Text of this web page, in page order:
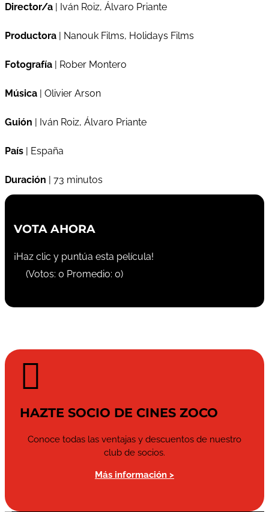
Director/a | Iván Roiz, Álvaro Priante
Productora | Nanouk Films, Holidays Films
Fotografía | Rober Montero
Música | Olivier Arson
Guión | Iván Roiz, Álvaro Priante
País | España
Duración | 73 minutos
VOTA AHORA
¡Haz clic y puntúa esta película!
(Votos: 0 Promedio: 0)

HAZTE SOCIO DE CINES ZOCO
Conoce todas las ventajas y descuentos de nuestro
club de socios.
Más información >